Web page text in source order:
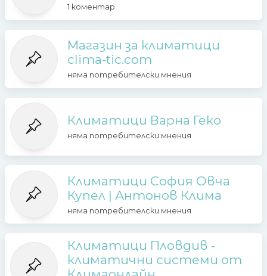
1 коментар
Магазин за климатици
clima-tic.com
няма потребителски мнения
Климатици Варна Геко
няма потребителски мнения
Климатици София Овча
Купел | Антонов Клима
няма потребителски мнения
Климатици Пловдив -
климатични системи от